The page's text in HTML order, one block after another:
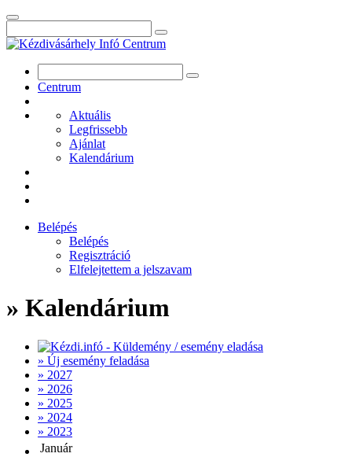
Centrum
Aktuális
Legfrissebb
Ajánlat
Kalendárium
Belépés
Belépés
Regisztráció
Elfelejtettem a jelszavam
» Kalendárium
» Új esemény feladása
» 2027
» 2026
» 2025
» 2024
» 2023
Január